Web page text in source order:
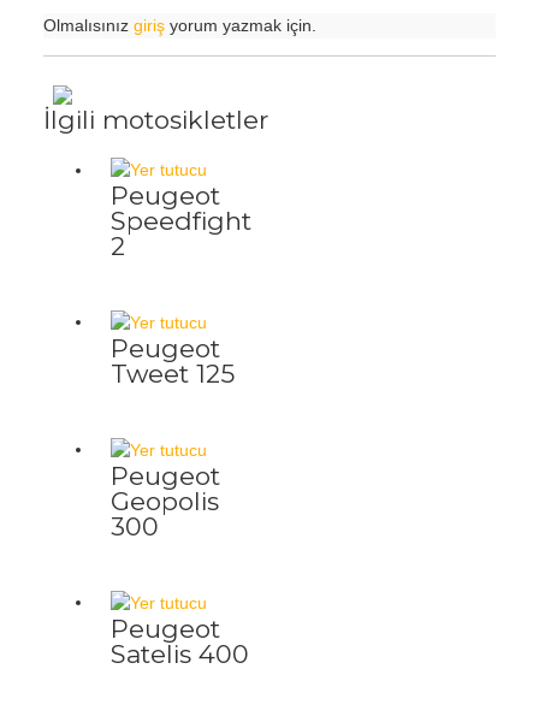
Olmalısınız girişyorum yazmak için.
İlgili motosikletler
Peugeot
Speedfight
2
Peugeot
Tweet 125
Peugeot
Geopolis
300
Peugeot
Satelis 400